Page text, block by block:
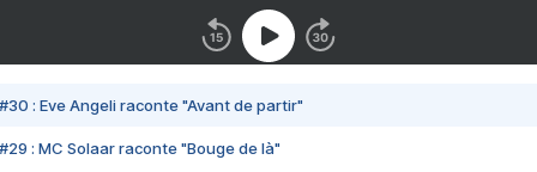
#30 : Eve Angeli raconte "Avant de partir"
#29 : MC Solaar raconte "Bouge de là"